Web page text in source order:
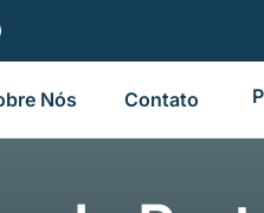
Nós Contato